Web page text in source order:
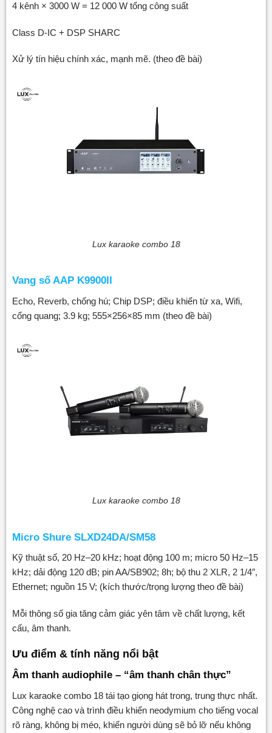
4 kênh × 3000 W = 12 000 W tổng công suất
Class D-IC + DSP SHARC
Xử lý tín hiệu chính xác, mạnh mẽ. (theo đề bài)
Lux karaoke combo 18
Vang số AAP K9900II
Echo, Reverb, chống hú; Chip DSP; điều khiển từ xa, Wifi,
cổng quang; 3.9 kg; 555×256×85 mm (theo đề bài)
Lux karaoke combo 18
Micro Shure SLXD24DA/SM58
Kỹ thuật số, 20 Hz–20 kHz; hoạt động 100 m; micro 50 Hz–15
kHz; dải động 120 dB; pin AA/SB902; 8h; bộ thu 2 XLR, 2 1/4″,
Ethernet; nguồn 15 V; (kích thước/trọng lượng theo đề bài)
Mỗi thông số gia tăng cảm giác yên tâm về chất lượng, kết
cấu, âm thanh.
Ưu điểm & tính năng nổi bật
Âm thanh audiophile – “âm thanh chân thực”
Lux karaoke combo 18 tái tạo giọng hát trong, trung thực nhất.
Công nghệ cao và trình điều khiển neodymium cho tiếng vocal
rõ ràng, không bị méo, khiến người dùng sẽ bỏ lỡ nếu không